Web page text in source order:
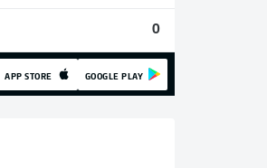
0
APP STORE GOOGLE PLAY